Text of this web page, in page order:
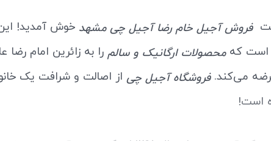
فروش آجیل خام رضا آجیل چی مشهد خوش آمدید!
است کهمحصولات ارگانیک و سالم را به زائرین امام رضا
می‌کند.فروشگاه آجیل چی از اصالت و شرافت یک
است!